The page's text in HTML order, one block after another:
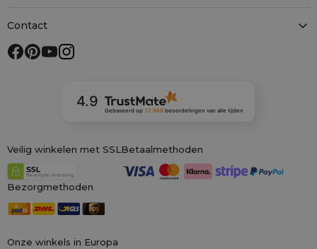
Onze winkels in Europa
Contact
4.9
Gebaseerd op 12 886 beoordelingenvan alle tijden
Veilig winkelen met SSLBetaalmethoden
Bezorgmethoden